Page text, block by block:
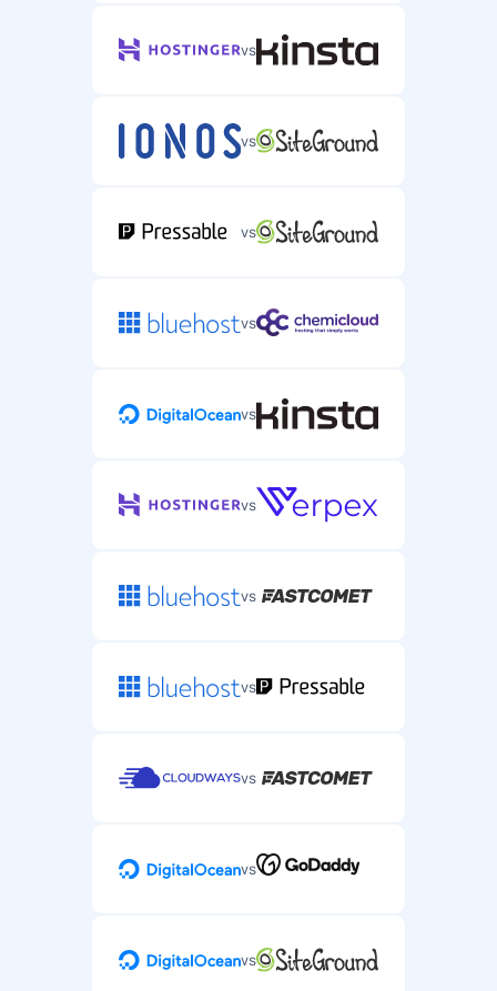
vs
vs
vs
vs
vs
vs
vs
vs
vs
vs
vs